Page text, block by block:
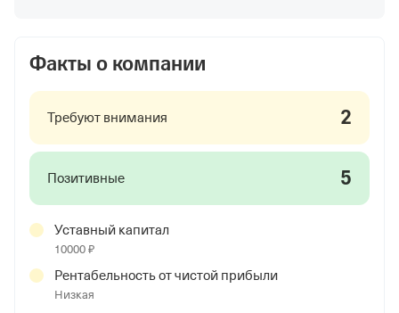
Факты о компании
Требуют внимания 2
Позитивные 5
Уставный капитал
10000 ₽
Рентабельность от чистой прибыли
Низкая